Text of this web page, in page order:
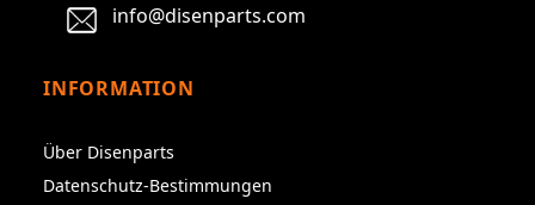
info@disenparts.com
INFORMATION
Über Disenparts
Datenschutz-Bestimmungen